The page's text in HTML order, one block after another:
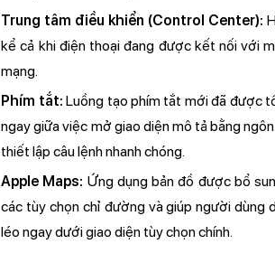
Trung tâm điều khiển (Control Center):
kể cả khi điện thoại đang được kết nối với
mạng.
Phím tắt:Luồng tạo phím tắt mới đã được
ngay giữa việc mở giao diện mô tả bằng
thiết lập câu lệnh nhanh chóng.
Apple Maps: Ứng dụng bản đồ được bổ
các tùy chọn chỉ đường và giúp người dùng
léo ngay dưới giao diện tùy chọn chính.